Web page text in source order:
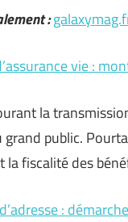
:
vie :
la
grand public.
la fiscalité des
: